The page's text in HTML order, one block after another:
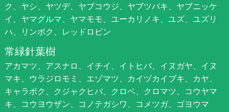
ク、ヤシ、ヤツデ、ヤブコウジ、ヤブツバキ、ヤブニッケ
イ、ヤマグルマ、ヤマモモ、ユーカリノキ、ユズ、ユズリ
ハ、リンボク、レッドロビン
常緑針葉樹
アカマツ、アスナロ、イチイ、イトヒバ、イヌガヤ、イヌ
マキ、ウラジロモミ、エゾマツ、カイヅカイブキ、カヤ、
キャラボク、クジャクヒバ、クロベ、クロマツ、コウヤマ
キ、コウヨウザン、コノテガシワ、コメツガ、ゴヨウマ